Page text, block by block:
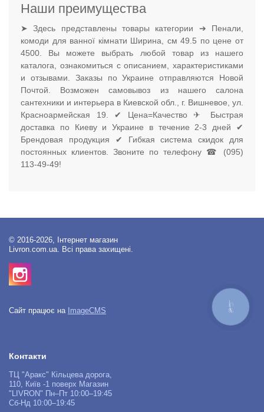
Наши преимущества
➤ Здесь представлены товары категории ➔ Пенали,
комоди для ванної кімнати Ширина, см 49.5 по цене от
4500. Вы можете выбрать любой товар из нашего
каталога, ознакомиться с описанием, характеристиками
и отзывами. Заказы по Украине отправляются Новой
Почтой. Возможен самовывоз из нашего салона
сантехники и интерьера в Киевской обл., г. Вишневое, ул.
Красноармейская 19. ✔ Цена=Качество ✈ Быстрая
доставка по Киеву и Украине в течение 2-3 дней ✔
Брендовая продукция ✔ Гибкая система скидок для
постоянных клиентов. Звоните по телефону ☎ (095)
113-49-49!
© 2016-2026, Інтернет магазин
Livron.com.ua. Всі права захищені.
Сайт працює на ImageCMS
Контакти
ТЦ "Аракс" Кільцева дорога,
110, Київ -1 поверх Магазин
"LIVRON" Пн–Пт 10:00–19:45
Сб-Нд 10:00–19:45
КНОПКА
ЗВ'ЯЗКУ